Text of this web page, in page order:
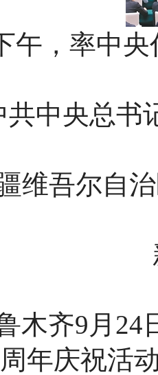
午，率中
共中央总书
维吾尔自
木齐9月
年庆祝活